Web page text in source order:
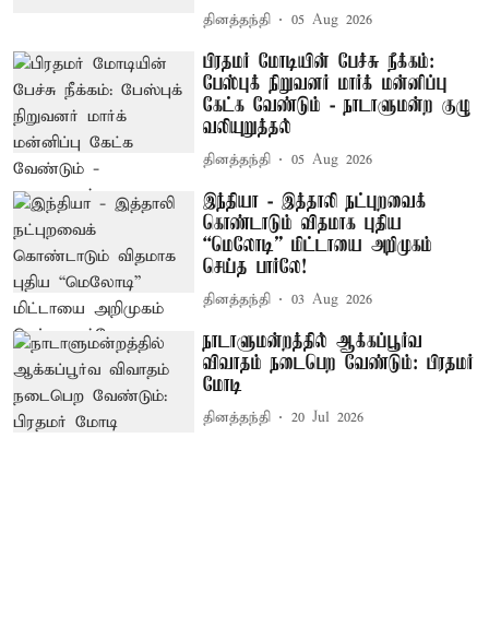
தினத்தந்தி 05 Aug 2026
பிரதமர் மோடியின் பேச்சு நீக்கம்:
பேஸ்புக் நிறுவனர் மார்க் மன்னிப்பு
கேட்க வேண்டும் - நாடாளுமன்ற குழு
வலியுறுத்தல்
தினத்தந்தி 05 Aug 2026
இந்தியா - இத்தாலி நட்புறவைக்
கொண்டாடும் விதமாக புதிய
“மெலோடி” மிட்டாயை அறிமுகம்
செய்த பார்லே!
தினத்தந்தி 03 Aug 2026
நாடாளுமன்றத்தில் ஆக்கப்பூர்வ
விவாதம் நடைபெற வேண்டும்: பிரதமர்
மோடி
தினத்தந்தி 20 Jul 2026